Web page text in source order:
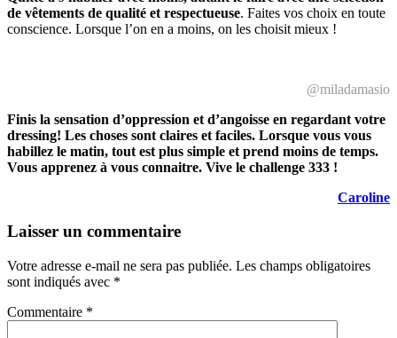
de vêtements de qualité et respectueuse. Faites vos choix en toute
conscience. Lorsque l’on en a moins, on les choisit mieux !
@miladamasio
Finis la sensation d’oppression et d’angoisse en regardant votre
dressing! Les choses sont claires et faciles. Lorsque vous vous
habillez le matin, tout est plus simple et prend moins de temps.
Vous apprenez à vous connaitre. Vive le challenge 333 !
Caroline
Laisser un commentaire
Votre adresse e-mail ne sera pas publiée. Les champs obligatoires
sont indiqués avec *
Commentaire *